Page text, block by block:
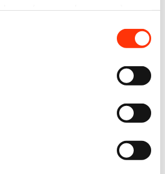
weiter. Ihre Daten können mit
Partnern geteilt werden, die sich
Geschäftsbeziehungen ändern
zulassen“ klicken, stimmen Sie
zu.
wir Sie zu den Details einer